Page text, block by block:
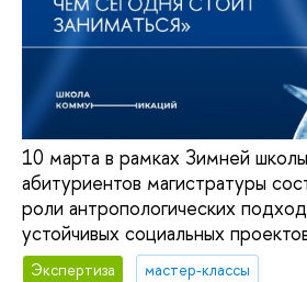
10 марта в рамках Зимней
абитуриентов магистратуры
роли антропологических
устойчивых социальных
Экспертиза
мастер-классы